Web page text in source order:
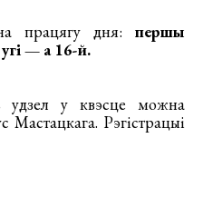
працягу дня: першы
— а 16-й.
удзел у квэсце можна
Мастацкага. Рэгістрацыі